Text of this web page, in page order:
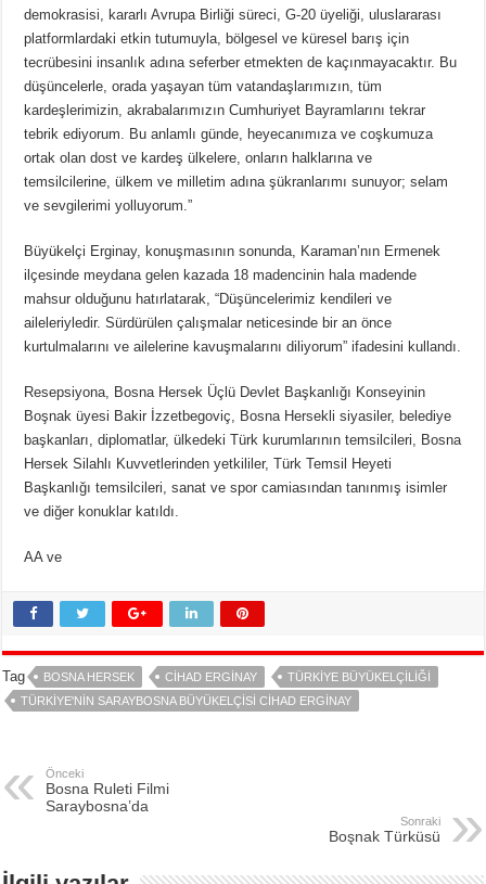
demokrasisi, kararlı Avrupa Birliği süreci, G-20 üyeliği, uluslararası
platformlardaki etkin tutumuyla, bölgesel ve küresel barış için
tecrübesini insanlık adına seferber etmekten de kaçınmayacaktır. Bu
düşüncelerle, orada yaşayan tüm vatandaşlarımızın, tüm
kardeşlerimizin, akrabalarımızın Cumhuriyet Bayramlarını tekrar
tebrik ediyorum. Bu anlamlı günde, heyecanımıza ve coşkumuza
ortak olan dost ve kardeş ülkelere, onların halklarına ve
temsilcilerine, ülkem ve milletim adına şükranlarımı sunuyor; selam
ve sevgilerimi yolluyorum.”
Büyükelçi Erginay, konuşmasının sonunda, Karaman’nın Ermenek
ilçesinde meydana gelen kazada 18 madencinin hala madende
mahsur olduğunu hatırlatarak, “Düşüncelerimiz kendileri ve
aileleriyledir. Sürdürülen çalışmalar neticesinde bir an önce
kurtulmalarını ve ailelerine kavuşmalarını diliyorum” ifadesini kullandı.
Resepsiyona, Bosna Hersek Üçlü Devlet Başkanlığı Konseyinin
Boşnak üyesi Bakir İzzetbegoviç, Bosna Hersekli siyasiler, belediye
başkanları, diplomatlar, ülkedeki Türk kurumlarının temsilcileri, Bosna
Hersek Silahlı Kuvvetlerinden yetkililer, Türk Temsil Heyeti
Başkanlığı temsilcileri, sanat ve spor camiasından tanınmış isimler
ve diğer konuklar katıldı.
AA ve
Tag BOSNA HERSEK CIHAD ERGINAY
TÜRKIYE BÜYÜKELÇILIĞI
TÜRKIYE'NIN SARAYBOSNA BÜYÜKELÇISI CIHAD ERGINAY
Önceki
Bosna Ruleti Filmi
Saraybosna’da
Sonraki
Boşnak Türküsü